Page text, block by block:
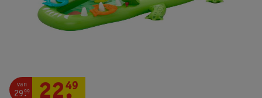
van
29.
99 22.
49